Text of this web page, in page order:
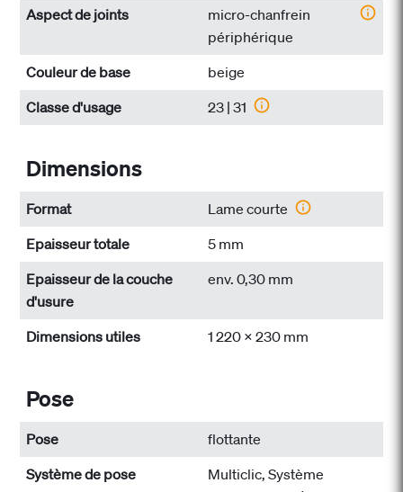
Aspect de joints
micro-chanfrein
périphérique
Couleur de base
beige
Classe d'usage
23 | 31
Dimensions
Format
Lame courte
Epaisseur totale
5 mm
Epaisseur de la couche
d'usure
env. 0,30 mm
Dimensions utiles 1 220 x 230 mm
Pose
Pose
flottante
Système de pose
Multiclic, Système